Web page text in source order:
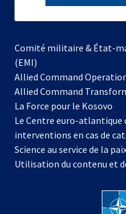
Comité militaire & État-
(EMI)
Allied Command
Allied Command
La Force pour le Kosovo
un
Le Centre euro-atlantique
interventions en cas de
Science au service de la
Utilisation du contenu et